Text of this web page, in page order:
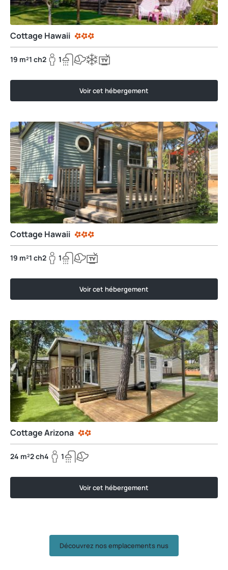
Cottage Hawaii
19 m²1 ch2 1
Voir cet hébergement
Cottage Hawaii
19 m²1 ch2 1
Voir cet hébergement
Cottage Arizona
24 m²2 ch4 1
Voir cet hébergement
Découvrez nos emplacements nus